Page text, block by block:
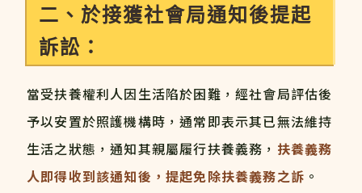
二、於接獲社會局通知後提起
訴訟：
當受扶養權利人因生活陷於困難，經社會局評估後
予以安置於照護機構時，通常即表示其已無法維持
生活之狀態，通知其親屬履行扶養義務， 扶養義務
人即得收到該通知後，提起免除扶養義務之訴 。